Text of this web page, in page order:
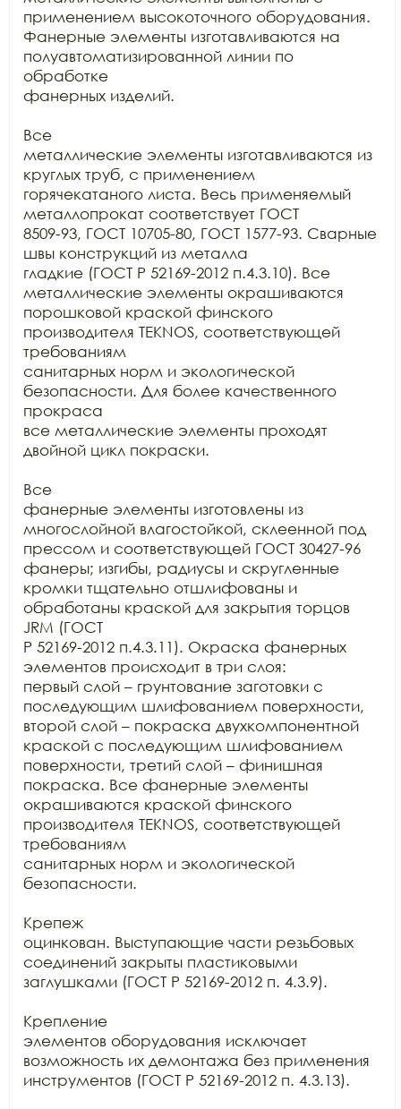
применением высокоточного оборудования.
Фанерные элементы изготавливаются на
полуавтоматизированной линии по
обработке
фанерных изделий.
Все
металлические элементы изготавливаются из
круглых труб, с применением
горячекатаного листа. Весь применяемый
металлопрокат соответствует ГОСТ
8509-93, ГОСТ 10705-80, ГОСТ 1577-93. Сварные
швы конструкций из металла
гладкие (ГОСТ Р 52169-2012 п.4.3.10). Все
металлические элементы окрашиваются
порошковой краской финского
производителя TEKNOS, соответствующей
требованиям
санитарных норм и экологической
безопасности. Для более качественного
прокраса
все металлические элементы проходят
двойной цикл покраски.
Все
фанерные элементы изготовлены из
многослойной влагостойкой, склеенной под
прессом и соответствующей ГОСТ 30427-96
фанеры; изгибы, радиусы и скругленные
кромки тщательно отшлифованы и
обработаны краской для закрытия торцов
JRM (ГОСТ
Р 52169-2012 п.4.3.11). Окраска фанерных
элементов происходит в три слоя:
первый слой – грунтование заготовки с
последующим шлифованием поверхности,
второй слой – покраска двухкомпонентной
краской с последующим шлифованием
поверхности, третий слой – финишная
покраска. Все фанерные элементы
окрашиваются краской финского
производителя TEKNOS, соответствующей
требованиям
санитарных норм и экологической
безопасности.
Крепеж
оцинкован. Выступающие части резьбовых
соединений закрыты пластиковыми
заглушками (ГОСТ Р 52169-2012 п. 4.3.9).
Крепление
элементов оборудования исключает
возможность их демонтажа без применения
инструментов (ГОСТ Р 52169-2012 п. 4.3.13).